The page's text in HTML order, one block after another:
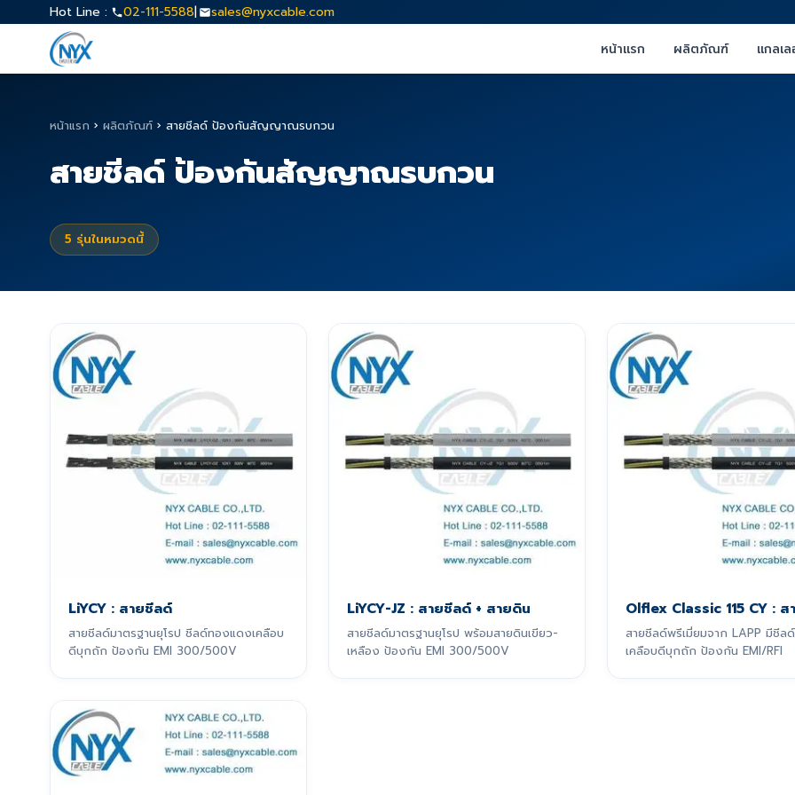
Hot Line : 02-111-5588|
sales@nyxcable.com
หน้าแรก
ผลิตภัณฑ์ แกลเ
หน้าแรก › ผลิตภัณฑ์ › สายชีลด์ ป้องกันสัญญาณรบกวน
สายชีลด์ ป้องกันสัญญาณรบกวน
5 รุ่นในหมวดนี้
LiYCY : สายชีลด์
สายชีลด์มาตรฐานยุโรป ชีลด์ทองแดงเคลือบ
ดีบุกถัก ป้องกัน EMI 300/500V
LiYCY-JZ : สายชีลด์ + สายดิน
สายชีลด์มาตรฐานยุโรป พร้อมสายดินเขียว-
เหลือง ป้องกัน EMI 300/500V
Olflex Classic 115 CY :
สายชีลด์พรีเมี่ยมจาก LAPP มีชีล
เคลือบดีบุกถัก ป้องกัน EMI/RFI